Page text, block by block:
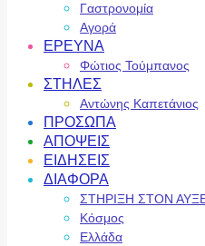
Γαστρονομία
Αγορά
ΕΡΕΥΝΑ
Φώτιος Τούμπανος
ΣΤΗΛΕΣ
Αντώνης Καπετάνιος
ΠΡΟΣΩΠΑ
ΑΠΟΨΕΙΣ
ΕΙΔΗΣΕΙΣ
ΔΙΑΦΟΡΑ
ΣΤΗΡΙΞΗ ΣΤΟΝ
Κόσμος
Ελλάδα